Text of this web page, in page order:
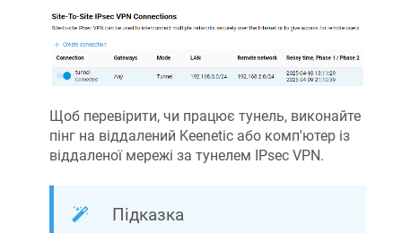
Щоб перевірити, чи працює тунель, виконайте
пінг на віддалений Keenetic або комп'ютер із
віддаленої мережі за тунелем IPsec VPN.
Підказка